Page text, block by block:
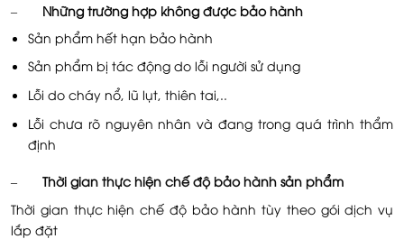
– Những trường hợp không được bảo hành
Sản phẩm hết hạn bảo hành
Sản phẩm bị tác động do lỗi người sử dụng
Lỗi do cháy nổ, lũ lụt, thiên tai,..
Lỗi chưa rõ nguyên nhân và đang trong quá trình thẩm
định
– Thời gian thực hiện chế độ bảo hành sản phẩm
Thời gian thực hiện chế độ bảo hành tùy theo gói dịch vụ
lắp đặt